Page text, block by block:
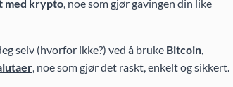
med krypto, noe som gjør gavingen din like
selv (hvorfor ikke?) ved å bruke Bitcoin,
, noe som gjør det raskt, enkelt og sikkert.